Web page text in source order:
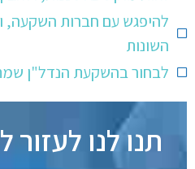
להיפגש עם חברות השקעה,
השונות
לבחור בהשקעת הנדל"ן
תנו לנו לעזור